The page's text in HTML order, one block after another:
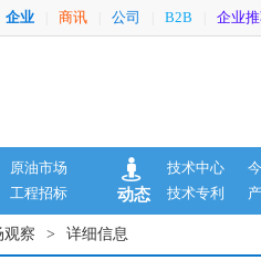
企业 商讯 公司 B2B 企业
原油市场
工程招标 动态
技术中心
技术专利
观察 > 详细信息